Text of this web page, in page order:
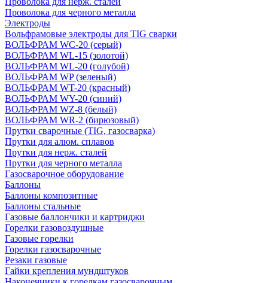
Проволока для черного металла
Электроды
Вольфрамовые электроды для TIG сварки
ВОЛЬФРАМ WC-20 (серый)
ВОЛЬФРАМ WL-15 (золотой)
ВОЛЬФРАМ WL-20 (голубой)
ВОЛЬФРАМ WP (зеленый)
ВОЛЬФРАМ WT-20 (красный)
ВОЛЬФРАМ WY-20 (синий)
ВОЛЬФРАМ WZ-8 (белый)
ВОЛЬФРАМ WR-2 (бирюзовый)
Прутки сварочные (TIG, газосварка)
Прутки для алюм. сплавов
Прутки для нерж. сталей
Прутки для черного металла
Газосварочное оборудование
Баллоны
Баллоны композитные
Баллоны стальные
Газовые баллончики и картриджи
Горелки газовоздушные
Газовые горелки
Горелки газосварочные
Резаки газовые
Гайки крепления мундштуков